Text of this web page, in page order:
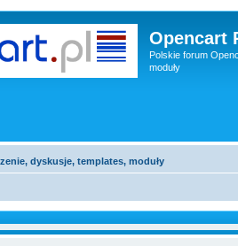
Opencart
Polskie forum
moduły
dyskusje, templates, moduły